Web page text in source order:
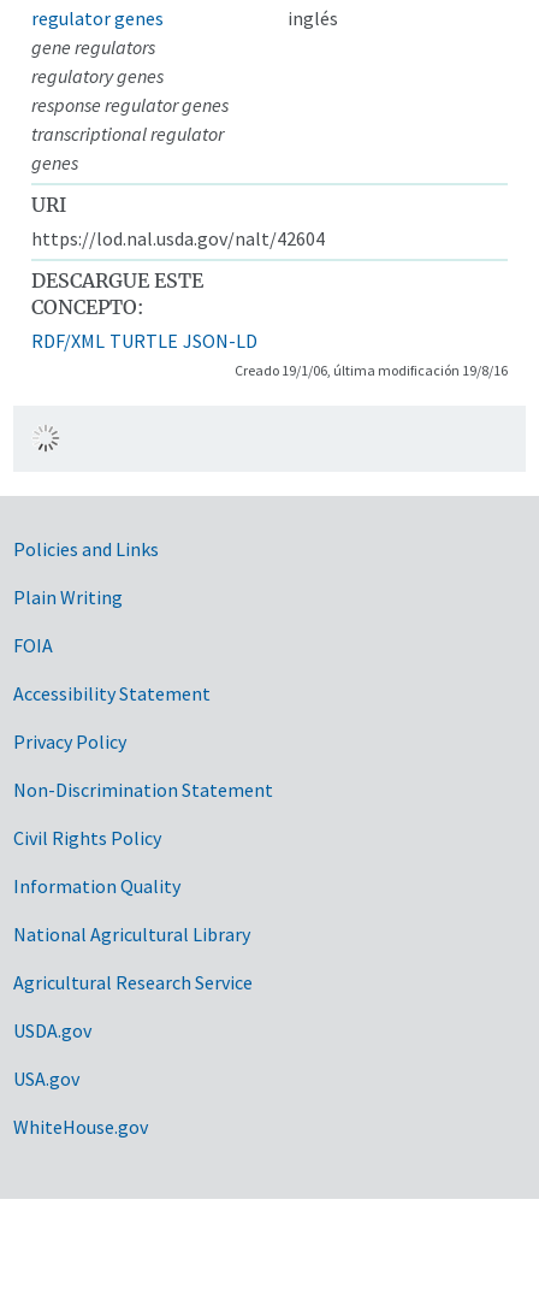
regulator genes
inglés
gene regulators
regulatory genes
response regulator genes
transcriptional regulator
genes
URI
https://lod.nal.usda.gov/nalt/42604
DESCARGUE ESTE
CONCEPTO:
RDF/XML TURTLE JSON-LD
Creado 19/1/06, última modificación 19/8/16
Government Links
Policies and Links
Plain Writing
FOIA
Accessibility Statement
Privacy Policy
Non-Discrimination Statement
Civil Rights Policy
Information Quality
National Agricultural Library
Agricultural Research Service
USDA.gov
USA.gov
WhiteHouse.gov